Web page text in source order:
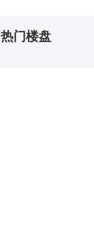
热门楼盘